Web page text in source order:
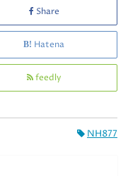
Share
Hatena
feedly
NH877